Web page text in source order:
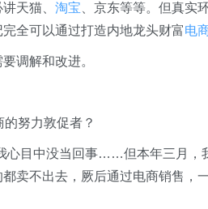
讲天猫、 淘宝 、京东等等。但真实
全可以通过打造内地龙头财富电
调解和改进。
努力敦促者？
心目中没当回事……但本年三月，
卖不出去，厥后通过电商销售，